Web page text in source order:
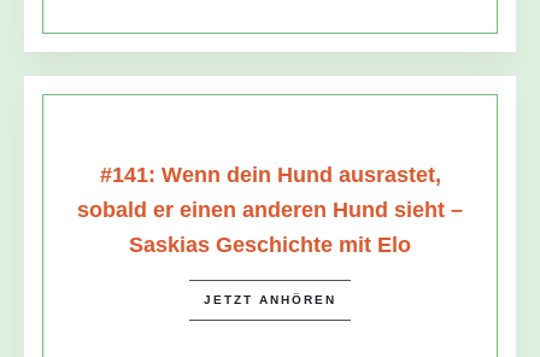
#141: Wenn dein Hund ausrastet,
sobald er einen anderen Hund sieht –
Saskias Geschichte mit Elo
JETZT ANHÖREN